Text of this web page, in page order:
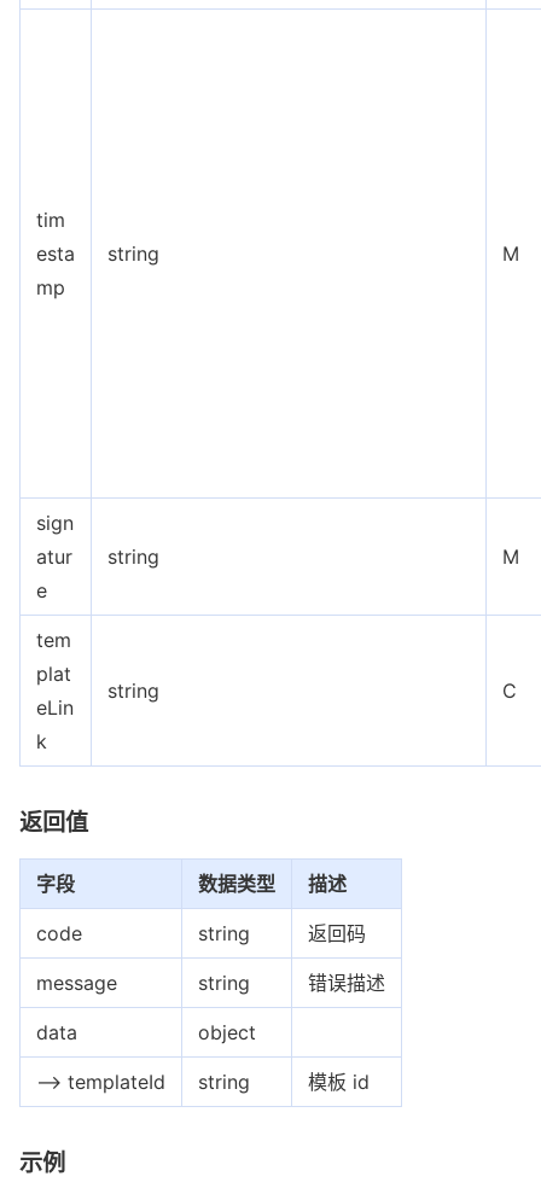
tim
esta
mp
string M
sign
atur
e
string M
tem
plat
eLin
k
string C
返回值
字段 数据类型 描述
code string 返回码
message string 错误描述
data object
--> templateId string 模板 id
示例